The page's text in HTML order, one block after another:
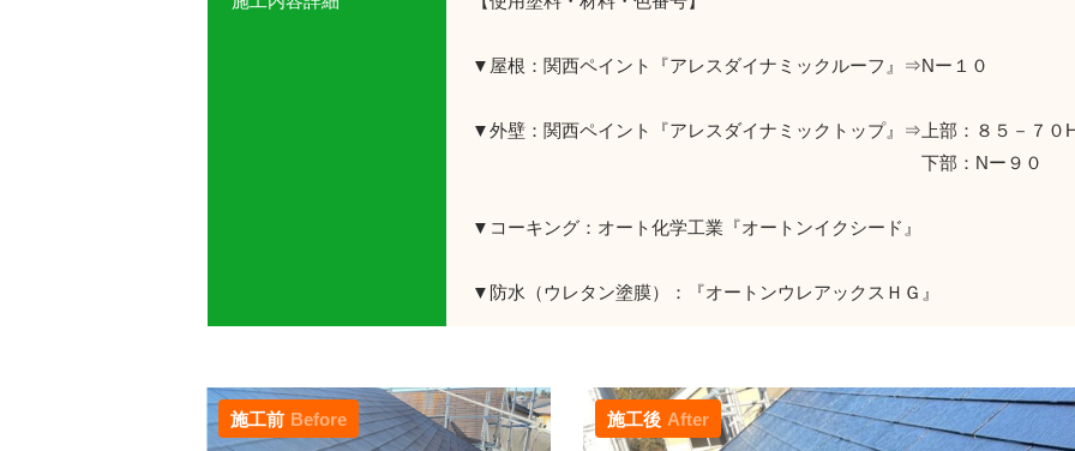
▼屋根：関西ペイント『アレスダイナミックルーフ』⇒Nー１０
▼外壁：関西ペイント『アレスダイナミックトップ』⇒上部：８５－７０
下部：Nー９０
▼コーキング：オート化学工業『オートンイクシード』
▼防水（ウレタン塗膜）：『オートンウレアックスＨＧ』
施工前 Before 施工後 After